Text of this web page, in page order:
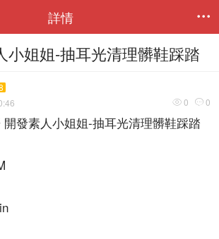
詳情 
小姐姐-抽耳光清理髒鞋踩踏
 0  0
發素人小姐姐-抽耳光清理髒鞋踩踏